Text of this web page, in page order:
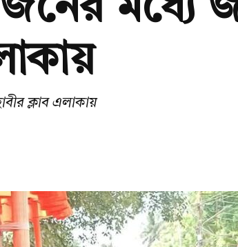
মধ্যে
ক্লাব এলাকায়